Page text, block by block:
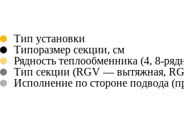
Тип установки
Типоразмер секции, см
Рядность теплообменника (4, 8-
Тип секции (RGV — вытяжная,
Исполнение по стороне подвода